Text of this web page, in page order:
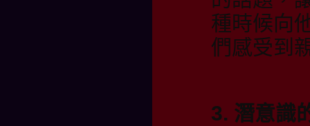
種時候向
們感受到
3. 潛意識